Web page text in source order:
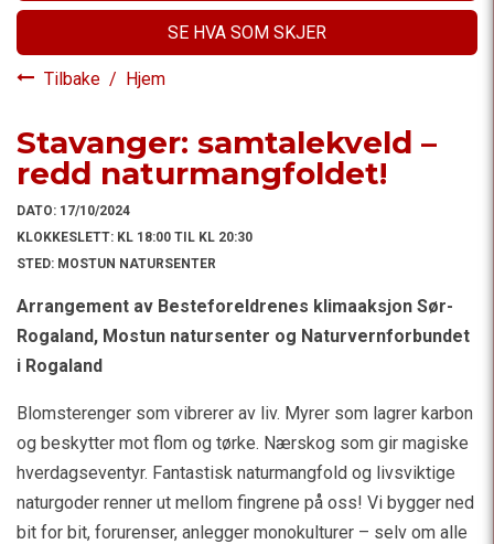
SE HVA SOM SKJER
Tilbake / Hjem
Stavanger: samtalekveld –
redd naturmangfoldet!
DATO: 17/10/2024
KLOKKESLETT: KL 18:00 TIL KL 20:30
STED: MOSTUN NATURSENTER
Arrangement av Besteforeldrenes klimaaksjon Sør-
Rogaland, Mostun natursenter og Naturvernforbundet
i Rogaland
Blomsterenger som vibrerer av liv. Myrer som lagrer karbon
og beskytter mot flom og tørke. Nærskog som gir magiske
hverdagseventyr. Fantastisk naturmangfold og livsviktige
naturgoder renner ut mellom fingrene på oss! Vi bygger ned
bit for bit, forurenser, anlegger monokulturer – selv om alle